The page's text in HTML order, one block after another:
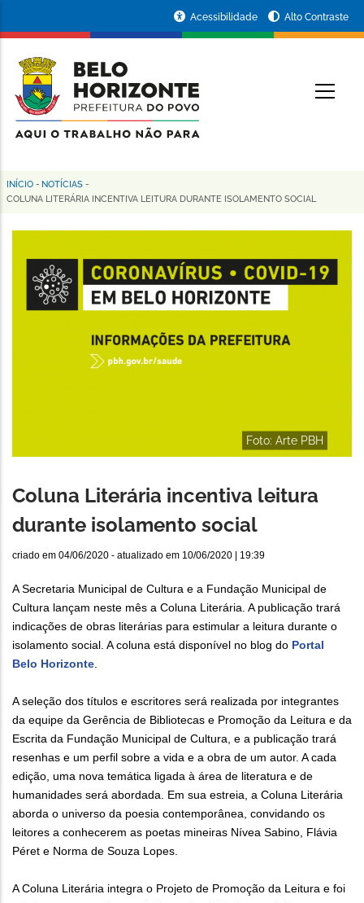
conteúdo
principal
da
Prefeitura
de
Horizonte
Acessibilidade Alto Contraste
Trilha
INÍCIO - NOTÍCIAS -
COLUNA LITERÁRIA INCENTIVA LEITURA DURANTE ISOLAMENTO SOCIAL
Foto: Arte PBH
Coluna Literária incentiva leitura
durante isolamento social
criado em 04/06/2020 - atualizado em 10/06/2020 | 19:39
A Secretaria Municipal de Cultura e a Fundação Municipal de
Cultura lançam neste mês a Coluna Literária. A publicação trará
indicações de obras literárias para estimular a leitura durante o
isolamento social. A coluna está disponível no blog do Portal
Belo Horizonte.
A seleção dos títulos e escritores será realizada por integrantes
da equipe da Gerência de Bibliotecas e Promoção da Leitura e da
Escrita da Fundação Municipal de Cultura, e a publicação trará
resenhas e um perfil sobre a vida e a obra de um autor. A cada
edição, uma nova temática ligada à área de literatura e de
humanidades será abordada. Em sua estreia, a Coluna Literária
aborda o universo da poesia contemporânea, convidando os
leitores a conhecerem as poetas mineiras Nívea Sabino, Flávia
Péret e Norma de Souza Lopes.
A Coluna Literária integra o Projeto de Promoção da Leitura e foi